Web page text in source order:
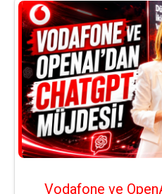
Vodafone ve